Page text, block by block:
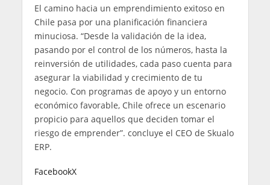
El camino hacia un emprendimiento exitoso en
Chile pasa por una planificación financiera
minuciosa. “Desde la validación de la idea,
pasando por el control de los números, hasta la
reinversión de utilidades, cada paso cuenta para
asegurar la viabilidad y crecimiento de tu
negocio. Con programas de apoyo y un entorno
económico favorable, Chile ofrece un escenario
propicio para aquellos que deciden tomar el
riesgo de emprender”. concluye el CEO de Skualo
ERP.
FacebookX